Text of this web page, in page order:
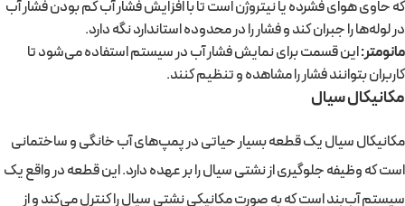
که حاوی هوای فشرده یا نیتروژن است تا با افزایش فشار آب کم بودن فشار آب
در لوله‌ها را جبران کند و فشار را در محدوده استاندارد نگه دارد.
مانومتر:این قسمت برای نمایش فشار آب در سیستم استفاده می‌شود تا
کاربران بتوانند فشار را مشاهده و تنظیم کنند.
مکانیکال سیال
مکانیکال سیال یک قطعه بسیار حیاتی در پمپ‌های آب خانگی و ساختمانی
است که وظیفه جلوگیری از نشتی سیال را بر عهده دارد. این قطعه در واقع یک
سیستم آب‌بند است که به صورت مکانیکی نشتی سیال را کنترل می‌کند و از